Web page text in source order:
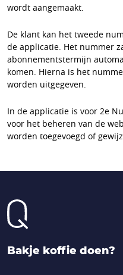
wordt aangemaakt.
De klant kan het tweede
de applicatie. Het nummer
abonnementstermijn
komen. Hierna is het
worden uitgegeven.
In de applicatie is voor 2e
voor het beheren van de
worden toegevoegd of
Bakje koffie doen?